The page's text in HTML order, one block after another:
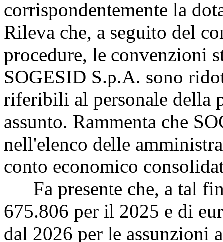
corrispondentemente la
Rileva che, a seguito del
procedure, le convenzioni
SOGESID S.p.A. sono
riferibili al personale della
assunto. Rammenta che
nell'elenco delle
conto economico
Fa presente che, a tal
675.806 per il 2025 e di
dal 2026 per le assunzioni